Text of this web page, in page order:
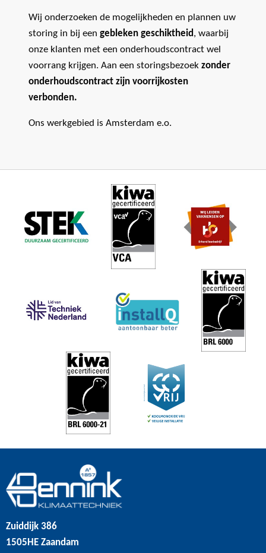
Wij onderzoeken de mogelijkheden en plannen uw
storing in bij een gebleken geschiktheid, waarbij
onze klanten met een onderhoudscontract wel
voorrang krijgen. Aan een storingsbezoek zonder
onderhoudscontract zijn voorrijkosten
verbonden.
Ons werkgebied is Amsterdam e.o.
Zuiddijk 386
1505HE Zaandam